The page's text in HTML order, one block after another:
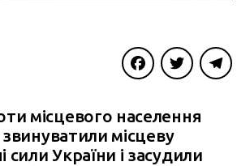
місцевого населення
місцеву
України і засудили